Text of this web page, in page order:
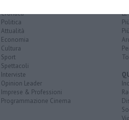
Cronaca
Politica
Attualità
Economia
Cultura
Sport
Spettacoli
Interviste
Opinion Leader
Imprese & Professioni
Programmazione Cinema